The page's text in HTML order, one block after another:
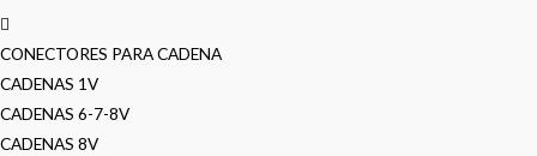
CONECTORES PARA CADENA
CADENAS 1V
CADENAS 6-7-8V
CADENAS 8V